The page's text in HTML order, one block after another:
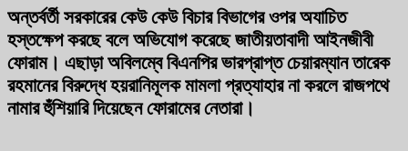
অন্তর্বর্তী সরকারের কেউ কেউ বিচার বিভাগের ওপর অযাচিত
হস্তক্ষেপ করছে বলে অভিযোগ করেছে জাতীয়তাবাদী আইনজীবী
ফোরাম। এছাড়া অবিলম্বে বিএনপির ভারপ্রাপ্ত চেয়ারম্যান তারেক
রহমানের বিরুদ্ধে হয়রানিমূলক মামলা প্রত্যাহার না করলে রাজপথে
নামার হুঁশিয়ারি দিয়েছেন ফোরামের নেতারা।